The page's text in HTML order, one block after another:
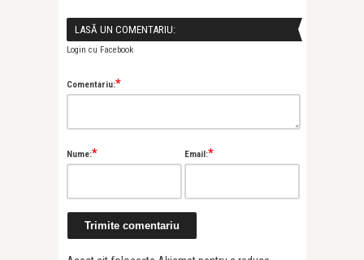
LASĂ UN COMENTARIU:
Login cu Facebook
Comentariu:*
Nume:* Email:*